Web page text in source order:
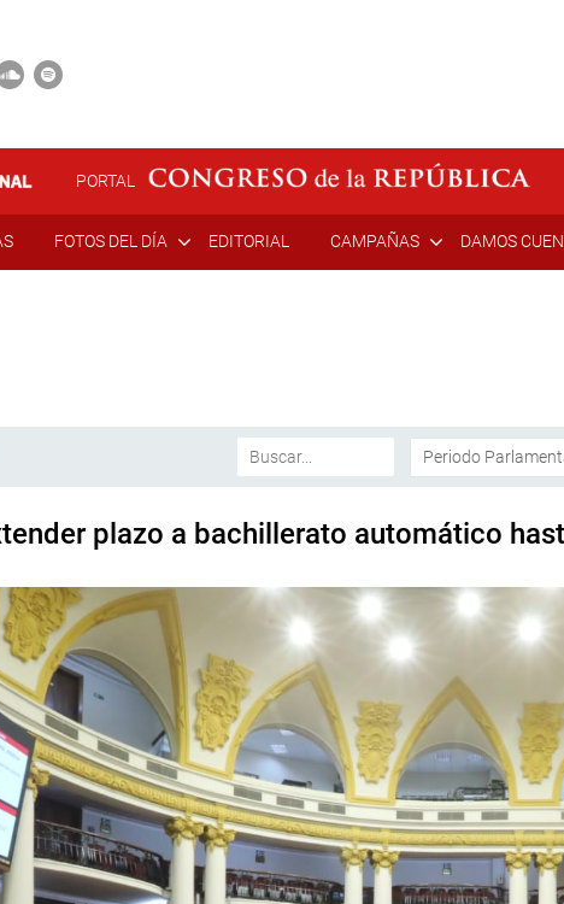
PORTAL
FOTOS DEL DÍA EDITORIAL CAMPAÑAS DAMOS
plazo a bachillerato automático